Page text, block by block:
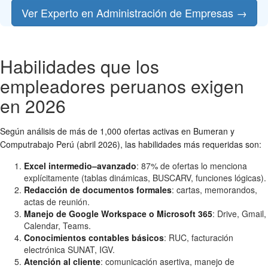
Ver Experto en Administración de Empresas →
Habilidades que los
empleadores peruanos exigen
en 2026
Según análisis de más de 1,000 ofertas activas en Bumeran y
Computrabajo Perú (abril 2026), las habilidades más requeridas son:
Excel intermedio–avanzado: 87% de ofertas lo menciona
explícitamente (tablas dinámicas, BUSCARV, funciones lógicas).
Redacción de documentos formales: cartas, memorandos,
actas de reunión.
Manejo de Google Workspace o Microsoft 365: Drive, Gmail,
Calendar, Teams.
Conocimientos contables básicos: RUC, facturación
electrónica SUNAT, IGV.
Atención al cliente: comunicación asertiva, manejo de